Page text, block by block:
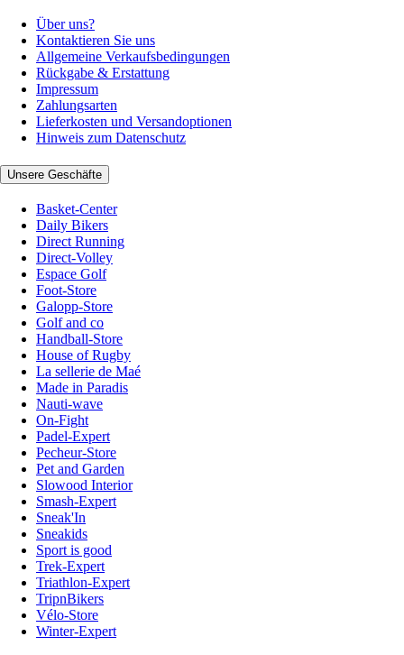
Über uns?
Kontaktieren Sie uns
Allgemeine Verkaufsbedingungen
Rückgabe & Erstattung
Impressum
Zahlungsarten
Lieferkosten und Versandoptionen
Hinweis zum Datenschutz
Unsere Geschäfte
Basket-Center
Daily Bikers
Direct Running
Direct-Volley
Espace Golf
Foot-Store
Galopp-Store
Golf and co
Handball-Store
House of Rugby
La sellerie de Maé
Made in Paradis
Nauti-wave
On-Fight
Padel-Expert
Pecheur-Store
Pet and Garden
Slowood Interior
Smash-Expert
Sneak'In
Sneakids
Sport is good
Trek-Expert
Triathlon-Expert
TripnBikers
Vélo-Store
Winter-Expert